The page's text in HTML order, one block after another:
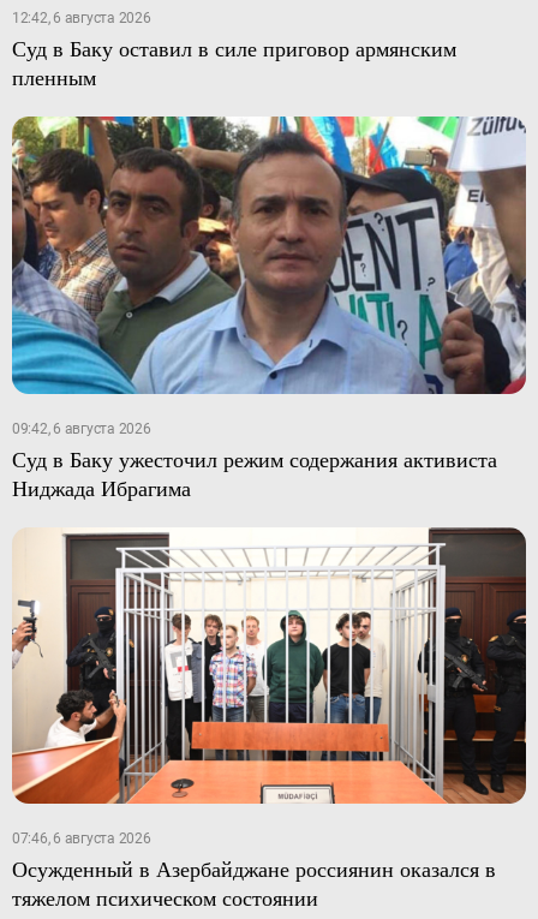
12:42, 6 августа 2026
Суд в Баку оставил в силе приговор армянским
пленным
09:42, 6 августа 2026
Суд в Баку ужесточил режим содержания активиста
Ниджада Ибрагима
07:46, 6 августа 2026
Осужденный в Азербайджане россиянин оказался в
тяжелом психическом состоянии